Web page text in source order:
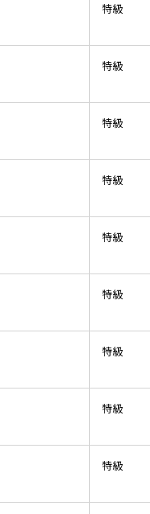
特級
特級
特級
特級
特級
特級
特級
特級
特級